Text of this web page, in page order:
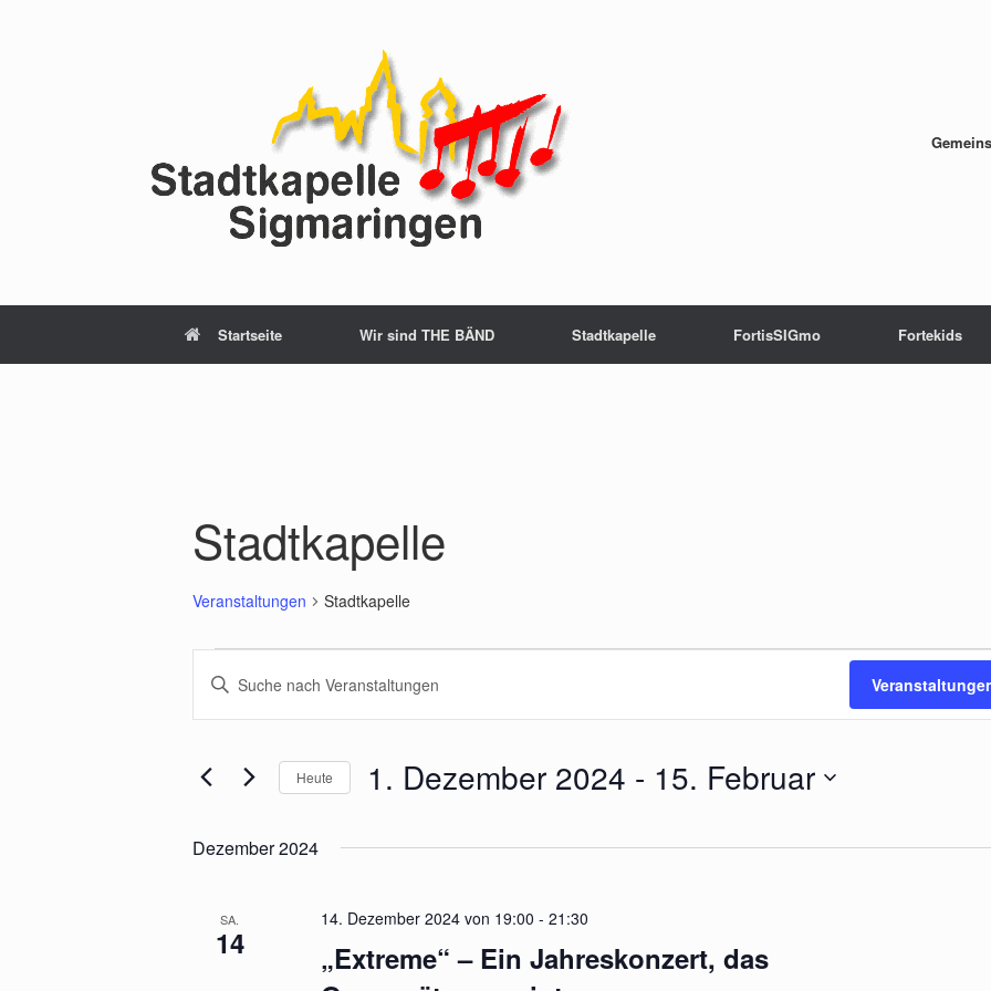
Startseite Wir sind THE BÄND Stadtkapelle FortisSIGmo Fortekids
Stadtkapelle
Veranstaltungen Stadtkapelle
Suche
Ansichten,
Bitte
Schlüsselwort
eingeben.
Veranstaltungen
Schlüsselwort.
Heute 1. Dezember 2024 - 15. Februar
Dezember 2024
SA.
14
„Extreme“ – Ein Jahreskonzert, das
14. Dezember 2024 von 19:00 - 21:30